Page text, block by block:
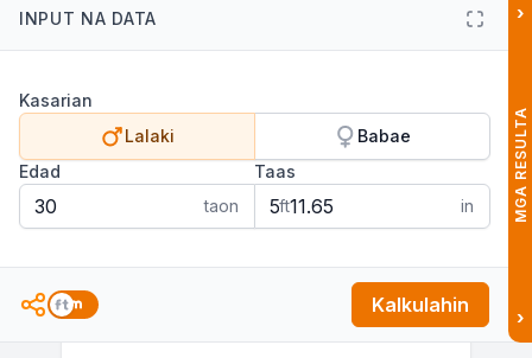
Preview Calculator ng Tamang
Timbang Widget
INPUT NA DATA
Kasarian
Lalaki
Babae
Edad
taon
Taas
ft
in
Kalkulahin
›
MGA RESULTA
›